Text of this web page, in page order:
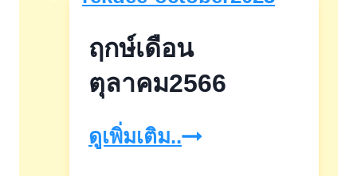
ฤกษ์เดือน
ตุลาคม2566
ดูเพิ่มเติม..ฤกษ์